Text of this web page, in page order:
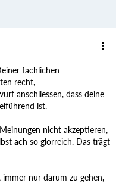
fachlichen
recht,
anschliessen, dass deine
ist.
nicht akzeptieren,
ach so glorreich. Das trägt
nur darum zu gehen,